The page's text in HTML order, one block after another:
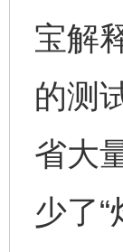
宝解
的测
省大
少了“